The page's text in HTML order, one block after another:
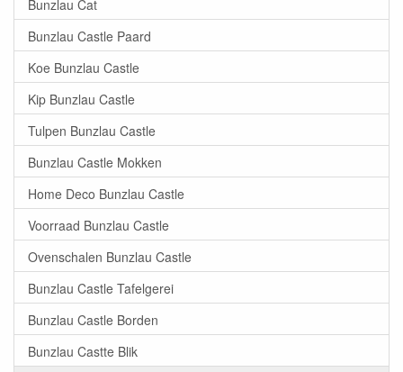
Bunzlau Cat
Bunzlau Castle Paard
Koe Bunzlau Castle
Kip Bunzlau Castle
Tulpen Bunzlau Castle
Bunzlau Castle Mokken
Home Deco Bunzlau Castle
Voorraad Bunzlau Castle
Ovenschalen Bunzlau Castle
Bunzlau Castle Tafelgerei
Bunzlau Castle Borden
Bunzlau Castte Blik